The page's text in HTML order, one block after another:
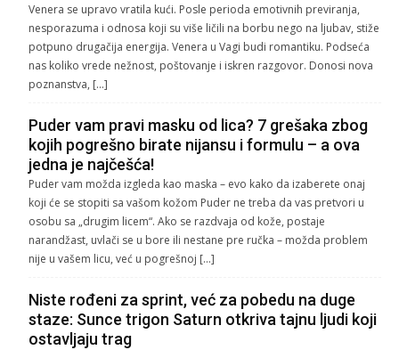
Venera se upravo vratila kući. Posle perioda emotivnih previranja,
nesporazuma i odnosa koji su više ličili na borbu nego na ljubav, stiže
potpuno drugačija energija. Venera u Vagi budi romantiku. Podseća
nas koliko vrede nežnost, poštovanje i iskren razgovor. Donosi nova
poznanstva, […]
Puder vam pravi masku od lica? 7 grešaka zbog
kojih pogrešno birate nijansu i formulu – a ova
jedna je najčešća!
Puder vam možda izgleda kao maska – evo kako da izaberete onaj
koji će se stopiti sa vašom kožom Puder ne treba da vas pretvori u
osobu sa „drugim licem“. Ako se razdvaja od kože, postaje
narandžast, uvlači se u bore ili nestane pre ručka – možda problem
nije u vašem licu, već u pogrešnoj […]
Niste rođeni za sprint, već za pobedu na duge
staze: Sunce trigon Saturn otkriva tajnu ljudi koji
ostavljaju trag